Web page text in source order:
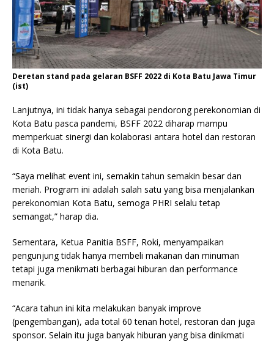
Deretan stand pada gelaran BSFF 2022 di Kota Batu Jawa Timur
(ist)
Lanjutnya, ini tidak hanya sebagai pendorong perekonomian di
Kota Batu pasca pandemi, BSFF 2022 diharap mampu
memperkuat sinergi dan kolaborasi antara hotel dan restoran
di Kota Batu.
“Saya melihat event ini, semakin tahun semakin besar dan
meriah. Program ini adalah salah satu yang bisa menjalankan
perekonomian Kota Batu, semoga PHRI selalu tetap
semangat,” harap dia.
Sementara, Ketua Panitia BSFF, Roki, menyampaikan
pengunjung tidak hanya membeli makanan dan minuman
tetapi juga menikmati berbagai hiburan dan performance
menarik.
“Acara tahun ini kita melakukan banyak improve
(pengembangan), ada total 60 tenan hotel, restoran dan juga
sponsor. Selain itu juga banyak hiburan yang bisa dinikmati